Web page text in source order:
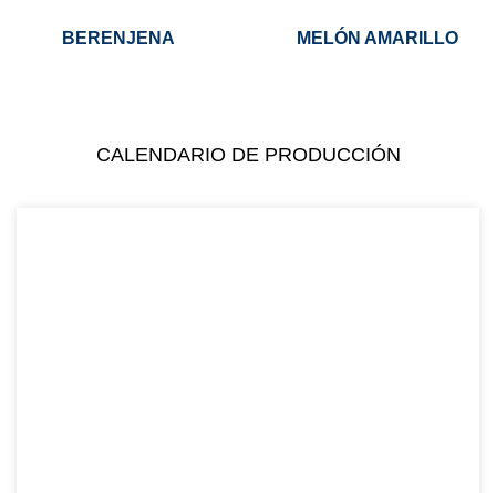
BERENJENA MELÓN AMARILLO
CALENDARIO DE PRODUCCIÓN